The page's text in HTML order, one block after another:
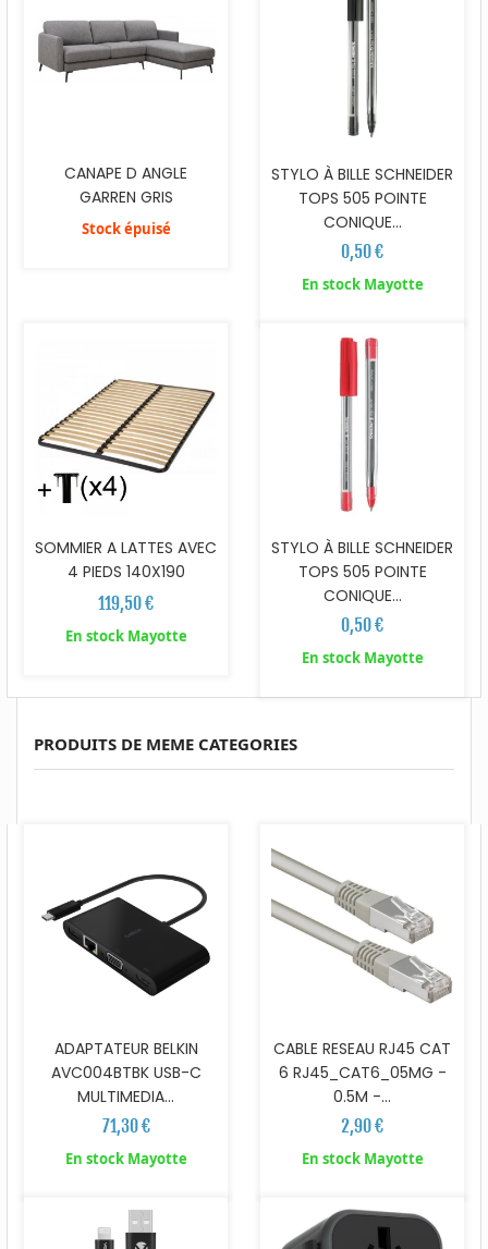
CANAPE D ANGLE
GARREN GRIS
Stock épuisé
STYLO À BILLE SCHNEIDER
TOPS 505 POINTE
CONIQUE...
0,50 €
En stock Mayotte
SOMMIER A LATTES AVEC
4 PIEDS 140X190
119,50 €
En stock Mayotte
STYLO À BILLE SCHNEIDER
TOPS 505 POINTE
CONIQUE...
0,50 €
En stock Mayotte
PRODUITS DE MEME CATEGORIES
ADAPTATEUR BELKIN
AVC004BTBK USB-C
MULTIMEDIA...
71,30 €
En stock Mayotte
CABLE RESEAU RJ45 CAT
6 RJ45_CAT6_05MG -
0.5M -...
2,90 €
En stock Mayotte